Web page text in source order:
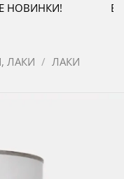
НОВИНКИ!
ЛАКИ ЛАКИ